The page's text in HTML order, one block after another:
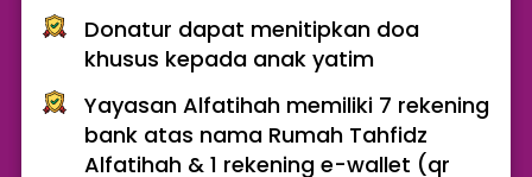
Donatur dapat menitipkan doa
khusus kepada anak yatim
Yayasan Alfatihah memiliki 7 rekening
bank atas nama Rumah Tahfidz
Alfatihah & 1 rekening e-wallet (qr